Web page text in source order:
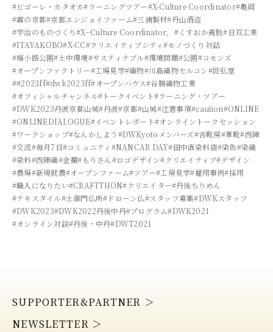
#ビゴーレ・カタオカ#ラーニングツアー#X-Culture Coordinator#亀岡
#霧の京都#京都エンジョイファーム#三浦製材#丹山酒造
#宇治のものづくり#X−Culture Coordinator， #くすおか義肢#日双工業
#ITAYAKOBO#X-CC#クリエイティブシティ#モノづくり対話
#梅小路公園#土中環境#サスティナブル#環境問題#公園#コモンズ
#オープンファクトリー#工場見学#織物#川島織物セルコン#匠弘堂
##2023ff#dwk2023ff#オープンハウス#谷勝織物工業
#オフィシャルチャンネル#トークイベント#ラーニング・ツアー
#DWK2023丹波京都山城#丹波#京都#山城#注意事項#caution#ONLINE
#ONLINEDIALOGUE#イベントレポート#オンライントークセッション
#ワークショップ#なんかしよう #DWKyotoメンバーズ#吉靴房#革靴#西陣
#交流#毎月7日#コミュニティ #NANCAR DAY#田中直染料店#染色#染織
#染料#西陣織#金襴#もりさん#ロゴデザイン#クリエイティブ#デザイン
#農場#新規就農#オープンファーム#ツアー#工房見学#雇用事例#採用
#職人になりたい#CRAFTTHON#クリエイター#丹後ちりめん
#テキスタイル#土御門仏所#ドローン仏#スタッフ募集#DWKスタッフ
#DWK2023#DWK2022丹後中丹#プログラム#DWK2021
#オンライン対談#丹後・中丹#DWT2021
SUPPORTER&PARTNER ＞
NEWSLETTER ＞